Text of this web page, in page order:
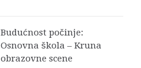
Budućnost počinje:
Osnovna škola – Kruna
obrazovne scene